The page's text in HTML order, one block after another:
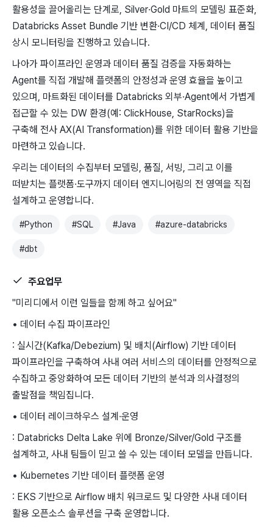
활용성을 ​끌어올리는 단계로, ​Silver·Gold 마트의 ​모델링 ​표준화,
Databricks Asset ​Bundle 기반 ​변환·CI/CD 체계, 데이터 품질
상시 모니터링을 진행하고 있습니다.
나아가 파이프라인 운영과 데이터 품질 검증을 자동화하는
Agent를 직접 개발해 플랫폼의 안정성과 운영 효율을 높이고
있으며, 마트화된 데이터를 Databricks 외부·Agent에서 가볍게
접근할 수 있는 DW 환경(예: ClickHouse, StarRocks)을
구축해 전사 AX(AI Transformation)를 위한 데이터 활용 기반을
마련하고 있습니다.
우리는 데이터의 수집부터 모델링, 품질, 서빙, 그리고 이를
떠받치는 플랫폼·도구까지 데이터 엔지니어링의 전 영역을 직접
설계하고 운영합니다.
#Python #SQL #Java #azure-databricks
#dbt
주요업무
"미리디에서 이런 일들을 함께 하고 싶어요"
• 데이터 수집 파이프라인
: 실시간(Kafka/Debezium) 및 배치(Airflow) 기반 데이터
파이프라인을 구축하여 사내 여러 서비스의 데이터를 안정적으로
수집하고 중앙화하여 모든 데이터 기반의 분석과 의사결정의
출발점을 책임집니다.
• 데이터 레이크하우스 설계·운영
: Databricks Delta Lake 위에 Bronze/Silver/Gold 구조를
설계하고, 사내 팀들이 믿고 쓸 수 있는 데이터 모델을 만듭니다.
• Kubernetes 기반 데이터 플랫폼 운영
: EKS 기반으로 Airflow 배치 워크로드 및 다양한 사내 데이터
활용 오픈소스 솔루션을 구축 운영합니다.